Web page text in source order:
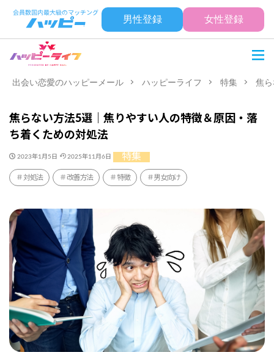
男性登録 女性登録
出会い恋愛のハッピーメール ハッピーライフ 特集 焦
焦らない方法5選｜焦りやすい人の特徴＆原因・落
ち着くための対処法
2023年1月5日 2025年11月6日 特集
対処法 改善方法 特徴 男女向け